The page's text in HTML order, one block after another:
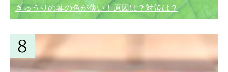
きゅうりの葉の色が薄い！原因は？対策は？